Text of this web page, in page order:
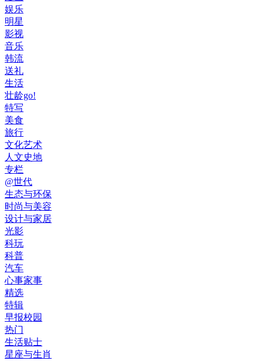
娱乐
明星
影视
音乐
韩流
送礼
生活
壮龄go!
特写
美食
旅行
文化艺术
人文史地
专栏
@世代
生态与环保
时尚与美容
设计与家居
光影
科玩
科普
汽车
心事家事
精选
特辑
早报校园
热门
生活贴士
星座与生肖